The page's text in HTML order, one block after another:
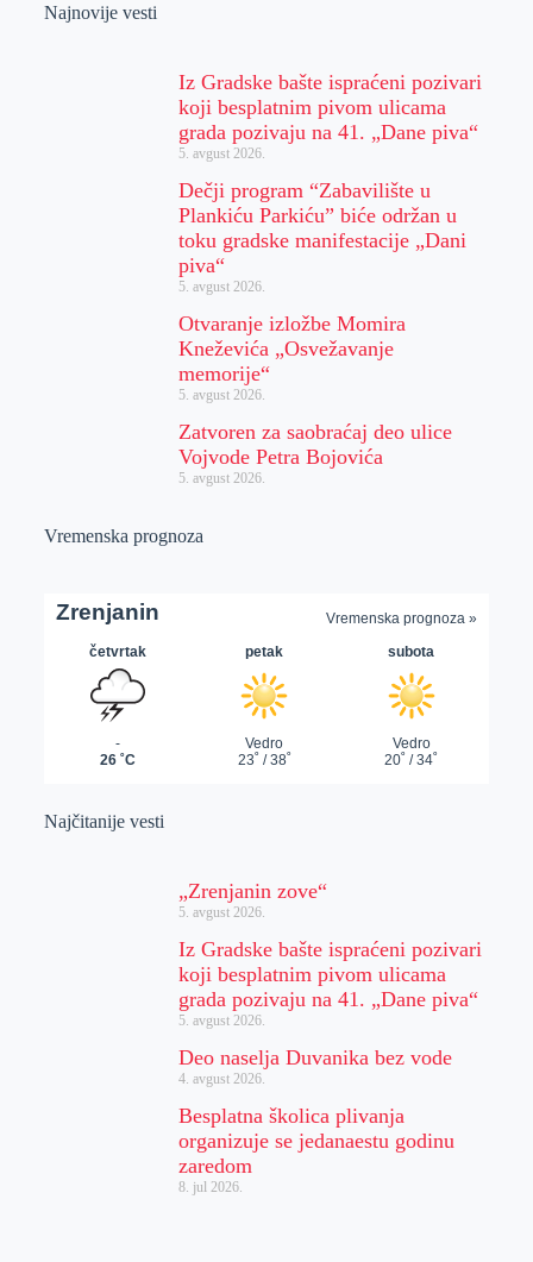
Najnovije vesti
Iz Gradske bašte ispraćeni pozivari
koji besplatnim pivom ulicama
grada pozivaju na 41. „Dane piva“
5. avgust 2026.
Dečji program “Zabavilište u
Plankiću Parkiću” biće održan u
toku gradske manifestacije „Dani
piva“
5. avgust 2026.
Otvaranje izložbe Momira
Kneževića „Osvežavanje
memorije“
5. avgust 2026.
Zatvoren za saobraćaj deo ulice
Vojvode Petra Bojovića
5. avgust 2026.
Vremenska prognoza
Najčitanije vesti
„Zrenjanin zove“
5. avgust 2026.
Iz Gradske bašte ispraćeni pozivari
koji besplatnim pivom ulicama
grada pozivaju na 41. „Dane piva“
5. avgust 2026.
Deo naselja Duvanika bez vode
4. avgust 2026.
Besplatna školica plivanja
organizuje se jedanaestu godinu
zaredom
8. jul 2026.